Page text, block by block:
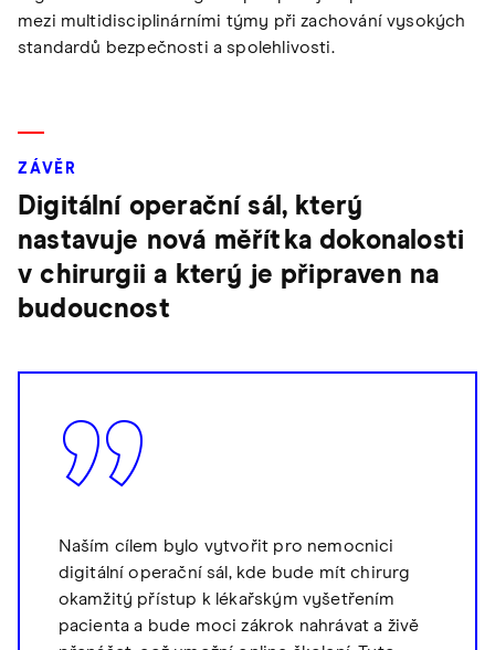
mezi multidisciplinárními týmy při zachování vysokých
standardů bezpečnosti a spolehlivosti.
ZÁVĚR
Digitální operační sál, který
nastavuje nová měřítka dokonalosti
v chirurgii a který je připraven na
budoucnost
Naším cílem bylo vytvořit pro nemocnici
digitální operační sál, kde bude mít chirurg
okamžitý přístup k lékařským vyšetřením
pacienta a bude moci zákrok nahrávat a živě